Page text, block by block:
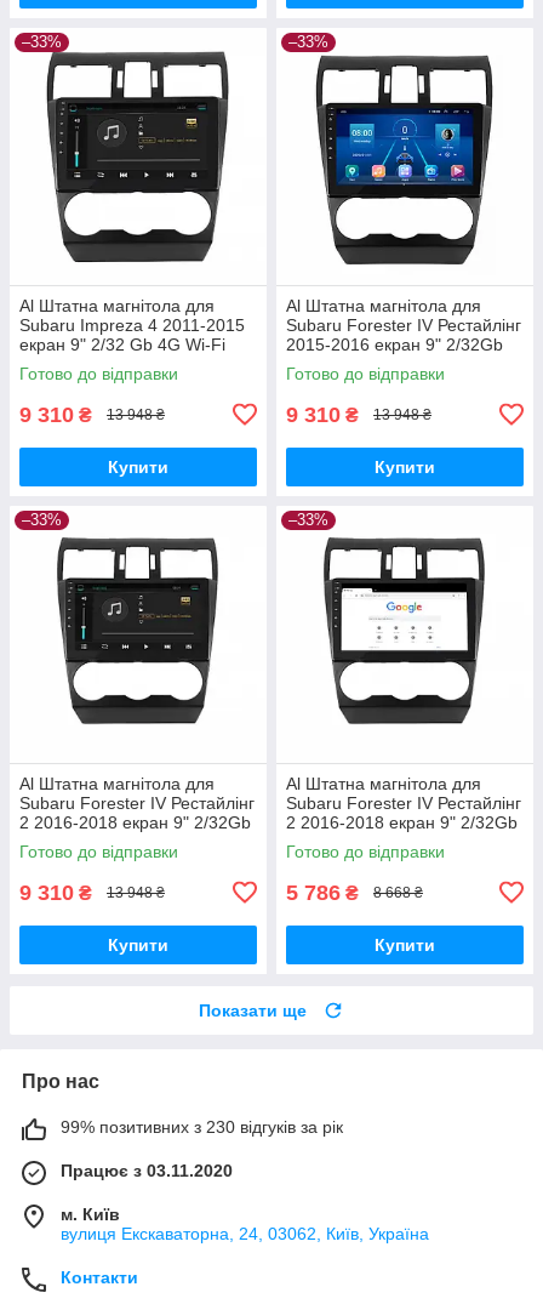
–33%
Al Штатна магнітола для
Subaru Impreza 4 2011-2015
екран 9" 2/32 Gb 4G Wi-Fi
GPS Top Android
Готово до відправки
9 310 ₴ 13 948 ₴
Купити
–33%
Al Штатна магнітола для
Subaru Forester IV Рестайлінг
2015-2016 екран 9" 2/32Gb
4G Wi-Fi GPS Top Android
Готово до відправки
9 310 ₴ 13 948 ₴
Купити
–33%
Al Штатна магнітола для
Subaru Forester IV Рестайлінг
2 2016-2018 екран 9" 2/32Gb
4G Wi-Fi GPS Top Android
Готово до відправки
9 310 ₴ 13 948 ₴
Купити
–33%
Al Штатна магнітола для
Subaru Forester IV Рестайлінг
2 2016-2018 екран 9" 2/32Gb
Wi-Fi GPS Base Android
Готово до відправки
5 786 ₴ 8 668 ₴
Купити
Показати ще
Про нас
99% позитивних з 230 відгуків за рік
Працює з 03.11.2020
м. Київ
вулиця Екскаваторна, 24, 03062, Київ, Україна
Контакти